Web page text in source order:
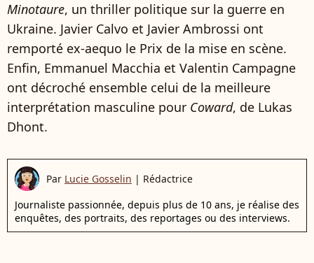
Minotaure, un thriller politique sur la guerre en
Ukraine. Javier Calvo et Javier Ambrossi ont
remporté ex-aequo le Prix de la mise en scène.
Enfin, Emmanuel Macchia et Valentin Campagne
ont décroché ensemble celui de la meilleure
interprétation masculine pour Coward, de Lukas
Dhont.
Par Lucie Gosselin | Rédactrice
Journaliste passionnée, depuis plus de 10 ans, je réalise des
enquêtes, des portraits, des reportages ou des interviews.